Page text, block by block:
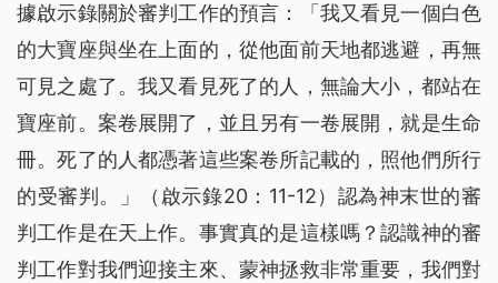
據啟示錄關於審判工作的預言：「 我又看見一個白色
的大寶座與坐在上面的，從他面前天地都逃避，再無
可見之處了。我又看見死了的人，無論大小，都站在
寶座前。案卷展開了，並且另有一卷展開，就是生命
冊。死了的人都憑著這些案卷所記載的，照他們所行
的受審判。
」（啟示錄20：11-12）認為神末世的審
判工作是在天上作。事實真的是這樣嗎？認識神的審
判工作對我們迎接主來、蒙神拯救非常重要，我們對